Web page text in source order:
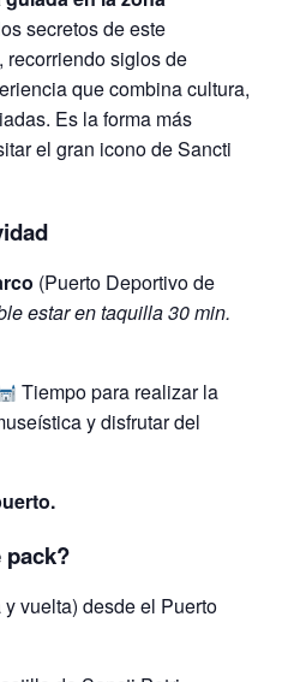
secretos de este
recorriendo siglos de
que combina cultura,
Es la forma más
el gran icono de Sancti
(Puerto Deportivo de
estar en taquilla 30 min.
Tiempo para realizar la
y disfrutar del
pack?
y vuelta) desde el Puerto